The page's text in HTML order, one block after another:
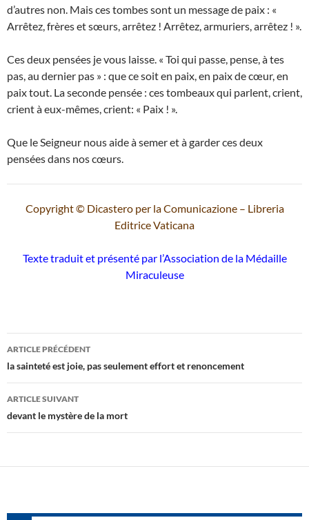
d’autres non. Mais ces tombes sont un message de paix : «
Arrêtez, frères et sœurs, arrêtez ! Arrêtez, armuriers, arrêtez ! ».
Ces deux pensées je vous laisse. « Toi qui passe, pense, à tes
pas, au dernier pas » : que ce soit en paix, en paix de cœur, en
paix tout. La seconde pensée : ces tombeaux qui parlent, crient,
crient à eux-mêmes, crient: « Paix ! ».
Que le Seigneur nous aide à semer et à garder ces deux
pensées dans nos cœurs.
Copyright © Dicastero per la Comunicazione – Libreria
Editrice Vaticana
Texte traduit et présenté par l’Association de la Médaille
Miraculeuse
Navigation
des
articles
ARTICLE PRÉCÉDENT
la sainteté est joie, pas seulement effort et renoncement
ARTICLE SUIVANT
devant le mystère de la mort